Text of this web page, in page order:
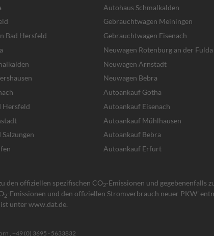
Autohaus Schmalkalden
Gebrauchtwagen Meiningen
Bad Hersfeld Gebrauchtwagen Eisenach
Neuwagen Rotenburg an der Fulda
Neuwagen Arnstadt
Neuwagen Bebra
Autoankauf Gotha
Hersfeld Autoankauf Eisenach
Autoankauf Mühlhausen
Autoankauf Bebra
Autoankauf Erfurt
den offiziellen spezifischen CO2-Emissionen und gegebenenfalls
2-Emissionen und den offiziellen Stromverbrauch neuer PKW'
unter www.dat.de.
, +49 (0) 3695 - 5633832